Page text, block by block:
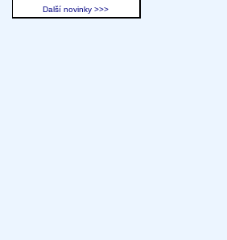
Další novinky >>>